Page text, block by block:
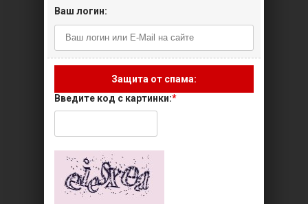
Ваш логин:
Защита от спама:
Введите код с картинки:*